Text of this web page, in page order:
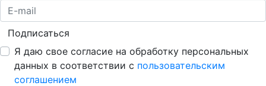
Подписаться
Я даю свое согласие на обработку персональных
данных в соответствии с пользовательским
соглашением